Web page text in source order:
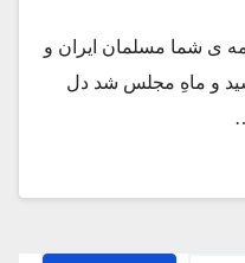
ی شما مسلمان ایران و
و ماهِ مجلس شد دل